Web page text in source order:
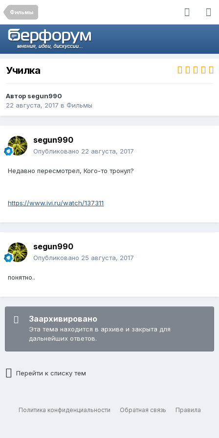
Фильмы
Училка
Автор segun990
22 августа, 2017 в Фильмы
segun990
Опубликовано 22 августа, 2017
Недавно пересмотрел, Кого-то тронул?
https://www.ivi.ru/watch/137311
segun990
Опубликовано 25 августа, 2017
понятно..
Заархивировано
Эта тема находится в архиве и закрыта для
дальнейших ответов.
Перейти к списку тем
Политика конфиденциальности Обратная связь Правила